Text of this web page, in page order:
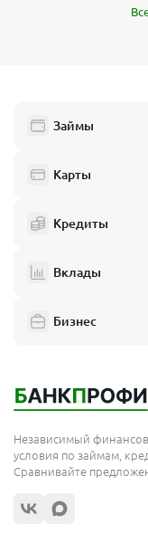
Займы
Карты
Кредиты
Вклады
Бизнес
Независимый
условия по займам,
Сравнивайте